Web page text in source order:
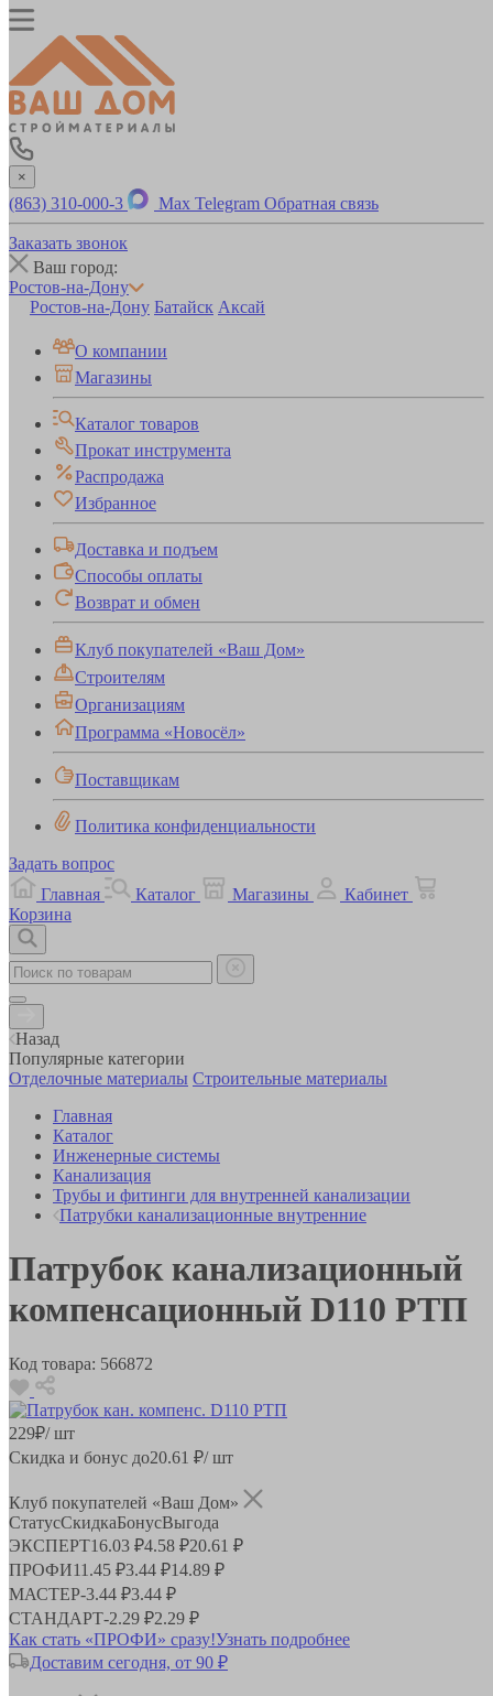
×
(863) 310-000-3 Max Telegram Обратная связь
Заказать звонок
Ваш город:
Ростов-на-Дону
Ростов-на-Дону Батайск Аксай
О компании
Магазины
Каталог товаров
Прокат инструмента
Распродажа
Избранное
Доставка и подъем
Способы оплаты
Возврат и обмен
Клуб покупателей «Ваш Дом»
Строителям
Организациям
Программа «Новосёл»
Поставщикам
Политика конфиденциальности
Задать вопрос
Главная
Каталог Магазины
Кабинет
Корзина
Назад
Популярные категории
Отделочные материалы Строительные материалы
Главная
Каталог
Инженерные системы
Канализация
Трубы и фитинги для внутренней канализации
Патрубки канализационные внутренние
Патрубок канализационный
компенсационный D110 РТП
Код товара: 566872
229₽/ шт
Скидка и бонус до20.61 ₽/ шт
Клуб покупателей «Ваш Дом»
СтатусСкидкаБонусВыгода
ЭКСПЕРТ16.03 ₽4.58 ₽20.61 ₽
ПРОФИ11.45 ₽3.44 ₽14.89 ₽
МАСТЕР-3.44 ₽3.44 ₽
СТАНДАРТ-2.29 ₽2.29 ₽
Как стать «ПРОФИ» сразу!Узнать подробнее
Доставим сегодня, от 90 ₽